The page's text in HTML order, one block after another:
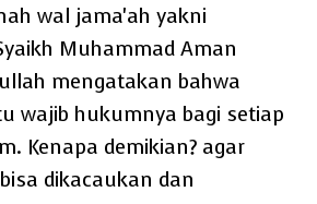
wal jama'ah yakni
Muhammad Aman
mengatakan bahwa
wajib hukumnya bagi setiap
Kenapa demikian? agar
dikacaukan dan